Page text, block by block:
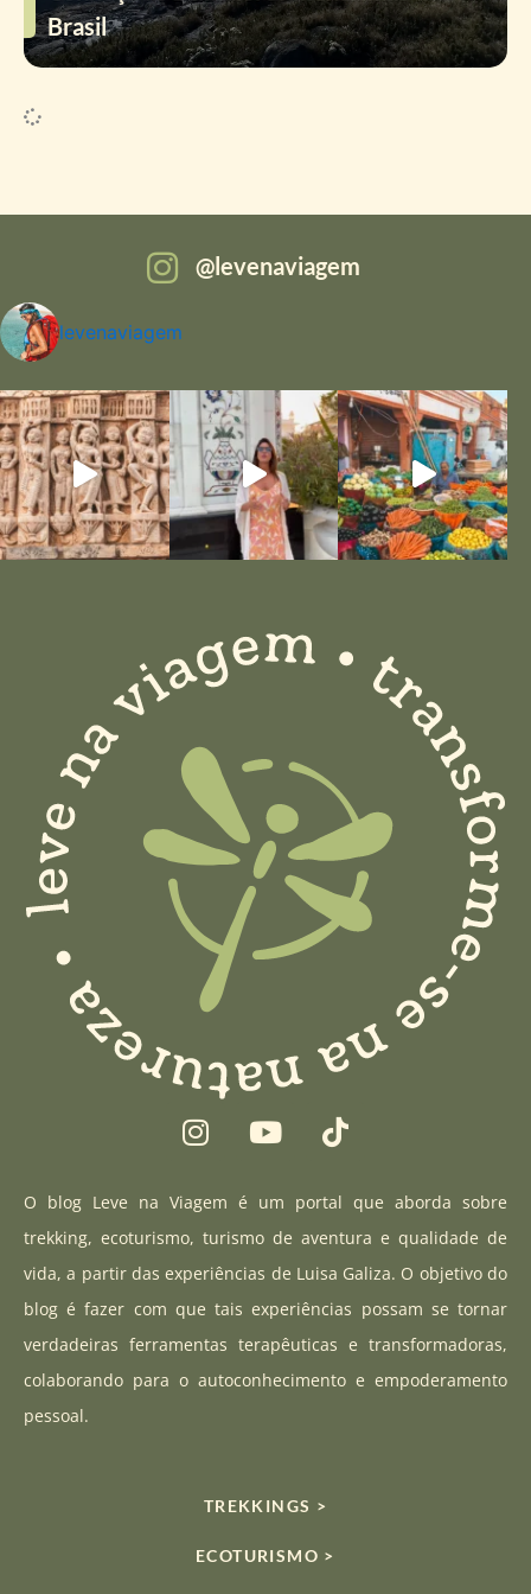
Brasil
levenaviagem
levenaviagem
I
n
t
a
g
a
m
Y
o
t
u
b
T
i
t
o
k
O blog Leve na Viagem é um portal que aborda sobre
trekking, ecoturismo, turismo de aventura e qualidade de
vida, a partir das experiências de Luisa Galiza. O objetivo do
blog é fazer com que tais experiências possam se tornar
verdadeiras ferramentas terapêuticas e transformadoras,
colaborando para o autoconhecimento e empoderamento
pessoal.
TREKKINGS >
ECOTURISMO >